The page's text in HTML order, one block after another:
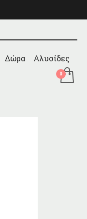
Δώρα Αλυσίδες